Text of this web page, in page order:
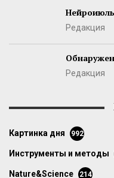
Редакция
Редакция
картинка дня 992
инструменты и методы
Nature&Science 214